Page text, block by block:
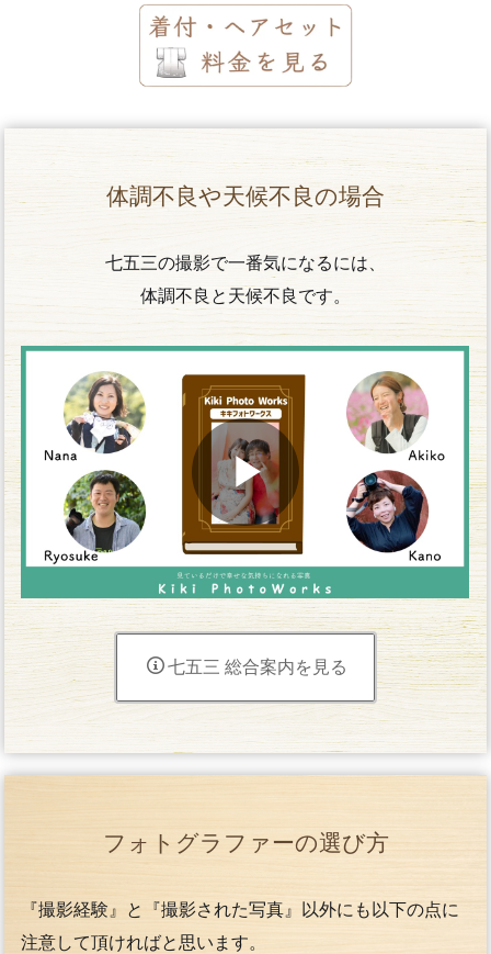
体調不良や天候不良の場合
七五三の撮影で一番気になるには、
体調不良と天候不良です。
七五三 総合案内を見る
フォトグラファーの選び方
『撮影経験』と『撮影された写真』以外にも以下の点に
注意して頂ければと思います。